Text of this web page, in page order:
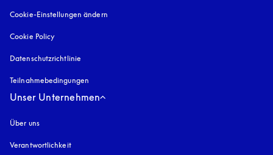
Cookie-Einstellungen ändern
Cookie Policy
Datenschutzrichtlinie
Teilnahmebedingungen
Unser Unternehmen
Über uns
Verantwortlichkeit